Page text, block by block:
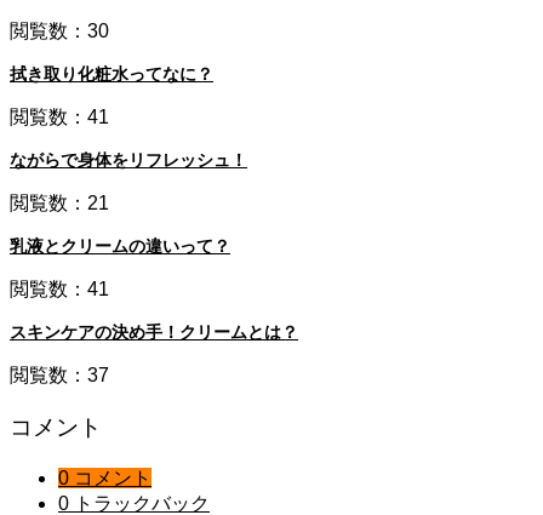
閲覧数：30
拭き取り化粧水ってなに？
閲覧数：41
ながらで身体をリフレッシュ！
閲覧数：21
乳液とクリームの違いって？
閲覧数：41
スキンケアの決め手！クリームとは？
閲覧数：37
コメント
0 コメント
0 トラックバック